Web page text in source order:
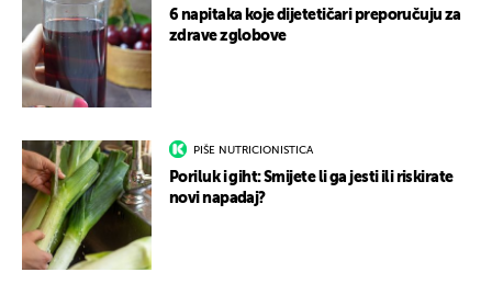
6 napitaka koje dijetetičari preporučuju za
zdrave zglobove
PIŠE NUTRICIONISTICA
Poriluk i giht: Smijete li ga jesti ili riskirate
novi napadaj?